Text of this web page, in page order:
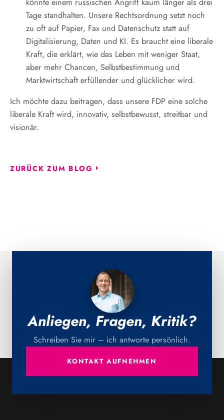
Tage standhalten. Unsere Rechtsordnung setzt noch
zu oft auf Papier, Fax und Datenschutz statt auf
Digitalisierung, Daten und KI. Es braucht eine liberale
Kraft, die erklärt, wie das Leben mit weniger Staat,
aber mehr Chancen, Selbstbestimmung und
Marktwirtschaft erfüllender und glücklicher wird.
Ich möchte dazu beitragen, dass unsere FDP eine solche
liberale Kraft wird, innovativ, selbstbewusst, streitbar und
visionär.
ZURÜCK ZUM BLOG
Anliegen, Fragen, Kritik?
Schreiben Sie mir – ich antworte persönlich.
KONTAKT AUFNEHMEN